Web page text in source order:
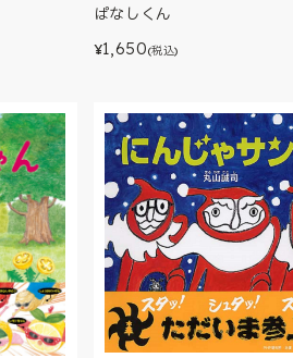
ぱなしくん
¥1,650(税込)